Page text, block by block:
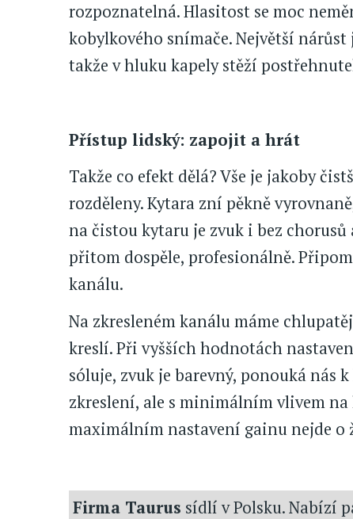
rozpoznatelná. Hlasitost se moc
kobylkového snímače. Největší
takže v hluku kapely stěží
Přístup lidský: zapojit a hrát
Takže co efekt dělá? Vše je jakoby
rozděleny. Kytara zní pěkně
na čistou kytaru je zvuk i bez
přitom dospěle, profesionálně.
kanálu.
Na zkresleném kanálu máme
kreslí. Při vyšších hodnotách
sóluje, zvuk je barevný, ponouká nás
zkreslení, ale s minimálním vlivem
maximálním nastavení gainu nejde o
Firma Taurus sídlí v Polsku. Nabízí